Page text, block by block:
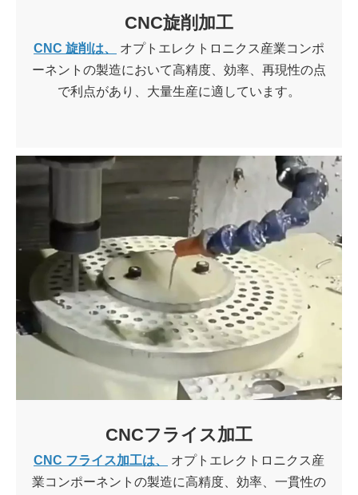
CNC旋削加工
CNC 旋削は、
オプトエレクトロニクス産業コンポ
ーネントの製造において高精度、効率、再現性の点
で利点があり、大量生産に適しています。
CNCフライス加工
CNC フライス加工は、
オプトエレクトロニクス産
業コンポーネントの製造に高精度、効率、一貫性の